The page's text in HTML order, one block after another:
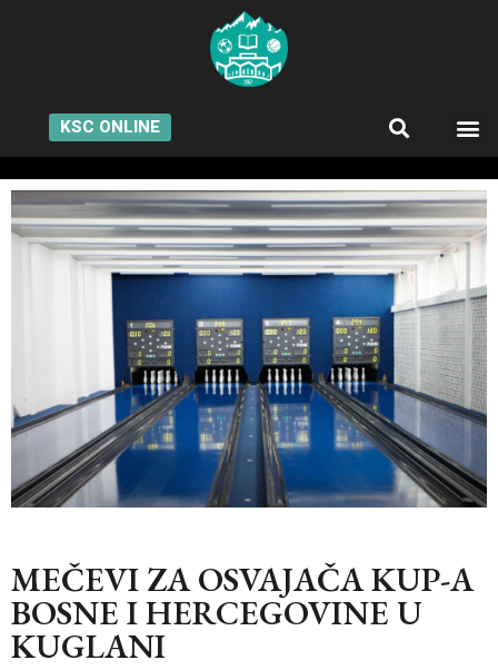
KSC ONLINE
MEČEVI ZA OSVAJAČA KUP-A
BOSNE I HERCEGOVINE U
KUGLANI